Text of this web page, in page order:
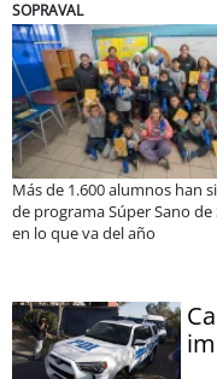
ULTRAPORT
Estudiantes de la UCN
tecnología para
operación de Ultraport